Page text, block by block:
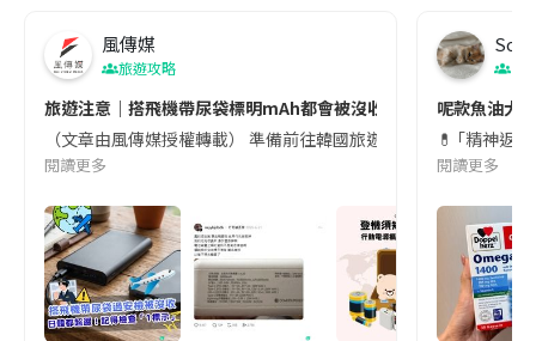
風傳媒
旅遊攻略
旅遊注意｜搭飛機帶尿袋標明mAh都會被沒收😱出發前切記檢查
（文章由風傳媒授權轉載） 準備前往韓國旅遊的民眾，近期要
閱讀更多
Soul
呢款魚油大
💊 ｢精神返
閱讀更多